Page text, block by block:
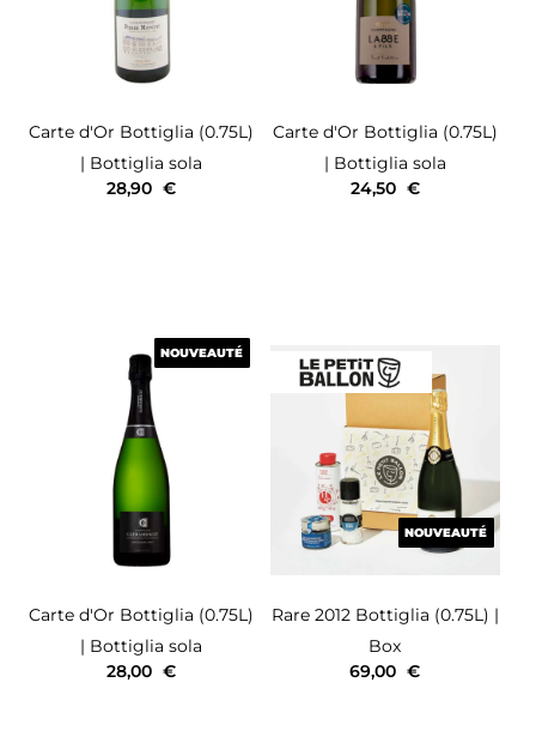
Carte d'Or Bottiglia (0.75L)
| Bottiglia sola
28,90 €
Carte d'Or Bottiglia (0.75L)
| Bottiglia sola
24,50 €
NOUVEAUTÉ
Carte d'Or Bottiglia (0.75L)
| Bottiglia sola
NOUVEAUTÉ
28,00 €
NOUVEAUTÉ
Rare 2012Bottiglia (0.75L) |
Box
NOUVEAUTÉ
69,00 €